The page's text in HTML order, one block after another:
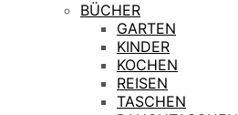
BÜCHER
GARTEN
KINDER
KOCHEN
REISEN
TASCHEN